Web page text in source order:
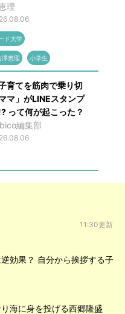
理
ド大学
澤恵理 小学生
子育てを筋肉で乗り切
マ」がLINEスタンプ
って何が起こった？
編集部
11:30更新
逆効果？ 自分から挨拶する子
海に身を投げる西郷隆盛